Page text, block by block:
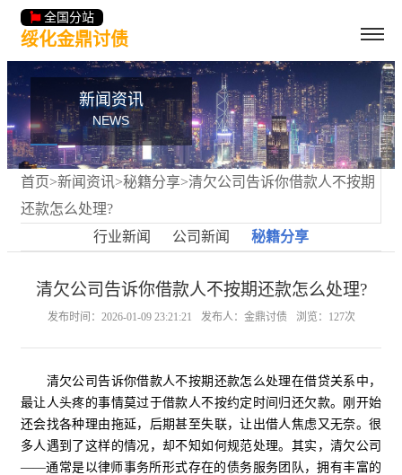
全国分站
绥化金鼎讨债
新闻资讯
NEWS
首页>新闻资讯>秘籍分享>清欠公司告诉你借款人不按期
还款怎么处理?
行业新闻
公司新闻 秘籍分享
清欠公司告诉你借款人不按期还款怎么处理?
发布时间：2026-01-09 23:21:21 发布人：金鼎讨债 浏览：127次
清欠公司告诉你借款人不按期还款怎么处理在借贷关系中，
最让人头疼的事情莫过于借款人不按约定时间归还欠款。刚开始
还会找各种理由拖延，后期甚至失联，让出借人焦虑又无奈。很
多人遇到了这样的情况，却不知如何规范处理。其实，清欠公司
——通常是以律师事务所形式存在的债务服务团队，拥有丰富的